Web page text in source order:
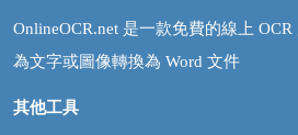
OnlineOCR.net 是一款免費的線上
為文字或圖像轉換為 Word 文件
其他工具